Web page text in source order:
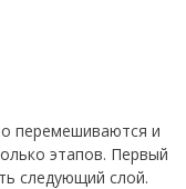
перемешиваются и
этапов. Первый
следующий слой.